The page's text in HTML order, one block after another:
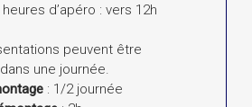
d’apéro : vers 12h
peuvent être
une journée.
: 1/2 journée